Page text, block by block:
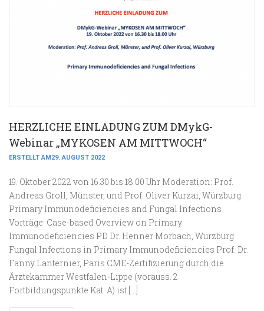
HERZLICHE EINLADUNG ZUM DMykG-
Webinar „MYKOSEN AM MITTWOCH“
ERSTELLT AM29. AUGUST 2022
19. Oktober 2022 von 16.30 bis 18.00 Uhr Moderation: Prof.
Andreas Groll, Münster, und Prof. Oliver Kurzai, Würzburg
Primary Immunodeficiencies and Fungal Infections
Vorträge: Case-based Overview on Primary
Immunodeficiencies PD Dr. Henner Morbach, Würzburg
Fungal Infections in Primary Immunodeficiencies Prof. Dr.
Fanny Lanternier, Paris CME-Zertifizierung durch die
Ärztekammer Westfalen-Lippe (vorauss. 2
Fortbildungspunkte Kat. A) ist […]